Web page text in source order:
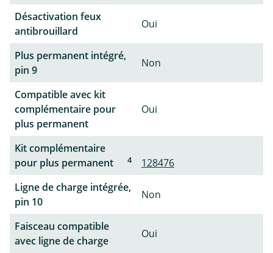
Désactivation feux
antibrouillard
Oui
Plus permanent intégré,
pin 9
Non
Compatible avec kit
complémentaire pour
plus permanent
Oui
Kit complémentaire
pour plus permanent
4
128476
Ligne de charge intégrée,
pin 10
Non
Faisceau compatible
avec ligne de charge
Oui